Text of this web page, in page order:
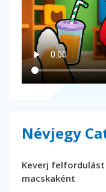
Névjegy
Keverj
macskaként